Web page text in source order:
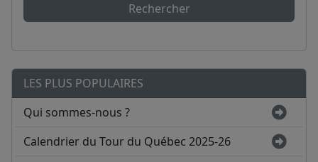
Rechercher
LES PLUS POPULAIRES
Qui sommes-nous ?
Calendrier du Tour du Québec 2025-26